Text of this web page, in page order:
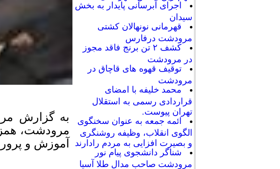
اجرای آبرسانی پایدار به بخش
سیدان
قهرمانی نونهالان کشتی
مرودشت درفارس
کشف ۲ تن برنج فاقد مجوز
در مرودشت
توقیف قهوه های قاچاق در
مرودشت
محمد خلیفه با امضای
قراردادی رسمی به استقلال
تهران پیوست.
ائمه جمعه به عنوان سخنگوی
الگوی انقلاب، وظیفه روشنگری
و بصیرت افزایی به مردم رادارند
شناگر دانشجوی پیام نور
مرودشت صاحب مدال طلا آسیا
به گزارش
آموزش و